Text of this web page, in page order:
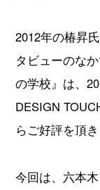
2012年の椿昇
タビューのな
の学校』は、
DESIGN
らご好評を頂き
今回は、六本